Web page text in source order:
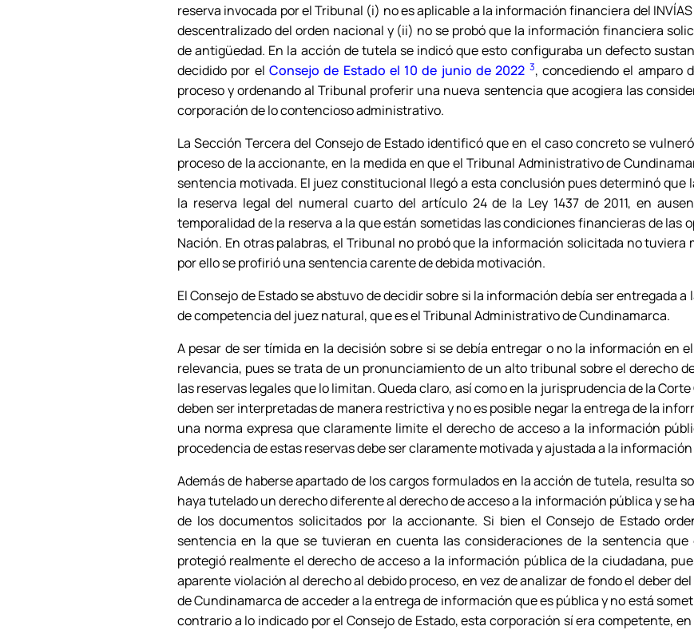
reserva invocada por el Tribunal (i) no es aplicable a la información financiera del
descentralizado del orden nacional y (ii) no se probó que la información financiera
de antigüedad. En la acción de tutela se indicó que esto configuraba un defecto
decidido por el Consejo de Estado el 10 de junio de 2022 3, concediendo el amparo
proceso y ordenando al Tribunal proferir una nueva sentencia que acogiera las
corporación de lo contencioso administrativo.
La Sección Tercera del Consejo de Estado identificó que en el caso concreto se
proceso de la accionante, en la medida en que el Tribunal Administrativo de
sentencia motivada. El juez constitucional llegó a esta conclusión pues determinó
la reserva legal del numeral cuarto del artículo 24 de la Ley 1437 de 2011, en
temporalidad de la reserva a la que están sometidas las condiciones financieras de las
Nación. En otras palabras, el Tribunal no probó que la información solicitada no tuviera
por ello se profirió una sentencia carente de debida motivación.
El Consejo de Estado se abstuvo de decidir sobre si la información debía ser entregada
de competencia del juez natural, que es el Tribunal Administrativo de Cundinamarca.
A pesar de ser tímida en la decisión sobre si se debía entregar o no la información en
relevancia, pues se trata de un pronunciamiento de un alto tribunal sobre el derecho
las reservas legales que lo limitan. Queda claro, así como en la jurisprudencia de la
deben ser interpretadas de manera restrictiva y no es posible negar la entrega de la
una norma expresa que claramente limite el derecho de acceso a la información
procedencia de estas reservas debe ser claramente motivada y ajustada a la
Además de haberse apartado de los cargos formulados en la acción de tutela, resulta
haya tutelado un derecho diferente al derecho de acceso a la información pública y se
de los documentos solicitados por la accionante. Si bien el Consejo de Estado
sentencia en la que se tuvieran en cuenta las consideraciones de la sentencia
protegió realmente el derecho de acceso a la información pública de la ciudadana,
aparente violación al derecho al debido proceso, en vez de analizar de fondo el deber
de Cundinamarca de acceder a la entrega de información que es pública y no está
contrario a lo indicado por el Consejo de Estado, esta corporación sí era competente,